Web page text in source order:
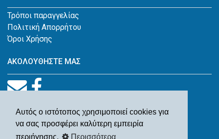
Αυτός ο ιστότοπος χρησιμοποιεί cookies για
να σας προσφέρει καλύτερη εμπειρία
περιήγησης.
Περισσότερα
Τρόποι παραγγελίας
Πολιτική Απορρήτου
Όροι Χρήσης
ΑΚΟΛΟΥΘΗΣΤΕ ΜΑΣ